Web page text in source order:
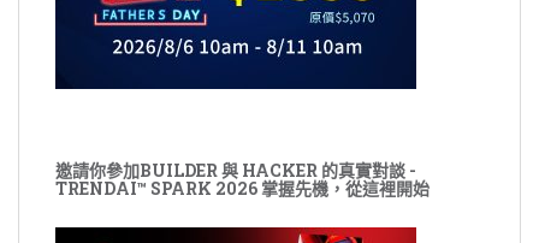
邀請你參加BUILDER 與 HACKER 的真實對談 -
TRENDAI™ SPARK 2026 掌握先機，從這裡開始